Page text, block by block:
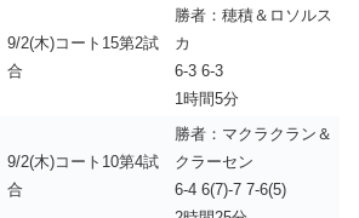
9/2(木)コート15第2試
合
勝者：穂積＆ロソルス
カ
6-3 6-3
1時間5分
9/2(木)コート10第4試
合
勝者：マクラクラン＆
クラーセン
6-4 6(7)-7 7-6(5)